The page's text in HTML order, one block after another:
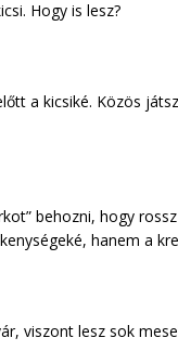
Hogy is lesz?
a kicsiké. Közös
behozni, hogy
hanem a
viszont lesz sok